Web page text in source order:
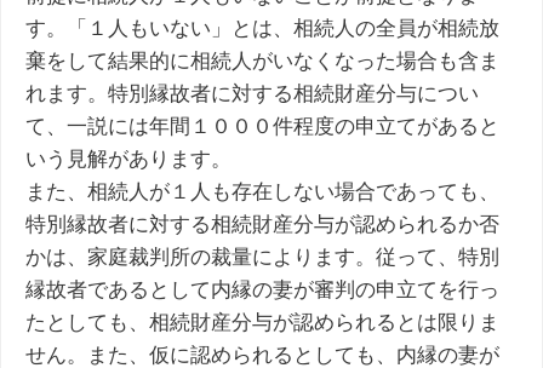
す。「１人もいない」とは、相続人の全員が相続放
棄をして結果的に相続人がいなくなった場合も含ま
れます。特別縁故者に対する相続財産分与につい
て、一説には年間１０００件程度の申立てがあると
いう見解があります。
また、相続人が１人も存在しない場合であっても、
特別縁故者に対する相続財産分与が認められるか否
かは、家庭裁判所の裁量によります。従って、特別
縁故者であるとして内縁の妻が審判の申立てを行っ
たとしても、相続財産分与が認められるとは限りま
せん。また、仮に認められるとしても、内縁の妻が